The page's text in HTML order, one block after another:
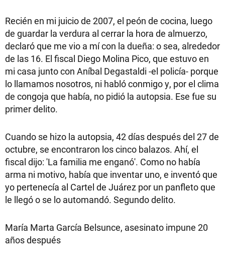
Recién en mi juicio de 2007, el peón de cocina, luego
de guardar la verdura al cerrar la hora de almuerzo,
declaró que me vio a mí con la dueña: o sea, alrededor
de las 16. El fiscal Diego Molina Pico, que estuvo en
mi casa junto con Aníbal Degastaldi -el policía- porque
lo llamamos nosotros, ni habló conmigo y, por el clima
de congoja que había, no pidió la autopsia. Ese fue su
primer delito.
Cuando se hizo la autopsia, 42 días después del 27 de
octubre, se encontraron los cinco balazos. Ahí, el
fiscal dijo: 'La familia me enganó'. Como no había
arma ni motivo, había que inventar uno, e inventó que
yo pertenecía al Cartel de Juárez por un panfleto que
le llegó o se lo automandó. Segundo delito.
María Marta García Belsunce, asesinato impune 20
años después